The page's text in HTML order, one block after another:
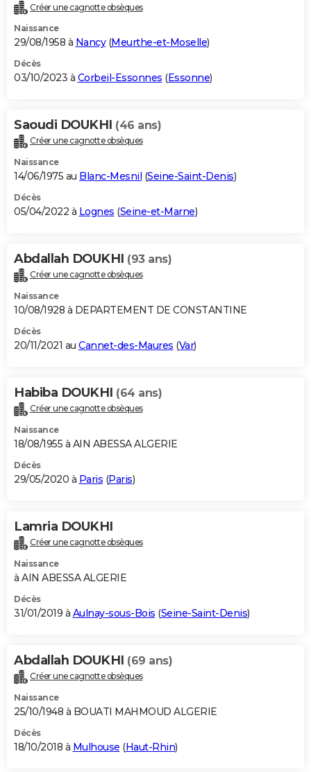
Créer une cagnotte obsèques
Naissance
29/08/1958 à Nancy(Meurthe-et-Moselle)
Décès
03/10/2023 à Corbeil-Essonnes (Essonne)
Saoudi DOUKHI (46 ans)
Créer une cagnotte obsèques
Naissance
14/06/1975 au Blanc-Mesnil (Seine-Saint-Denis)
Décès
05/04/2022 à Lognes (Seine-et-Marne)
Abdallah DOUKHI (93 ans)
Créer une cagnotte obsèques
Naissance
10/08/1928 à DEPARTEMENT DE CONSTANTINE
Décès
20/11/2021 au Cannet-des-Maures (Var)
Habiba DOUKHI (64 ans)
Créer une cagnotte obsèques
Naissance
18/08/1955 à AIN ABESSA ALGERIE
Décès
29/05/2020 à Paris (Paris)
Lamria DOUKHI
Créer une cagnotte obsèques
Naissance
à AIN ABESSA ALGERIE
Décès
31/01/2019 à Aulnay-sous-Bois (Seine-Saint-Denis)
Abdallah DOUKHI (69 ans)
Créer une cagnotte obsèques
Naissance
25/10/1948 à BOUATI MAHMOUD ALGERIE
Décès
18/10/2018 à Mulhouse (Haut-Rhin)